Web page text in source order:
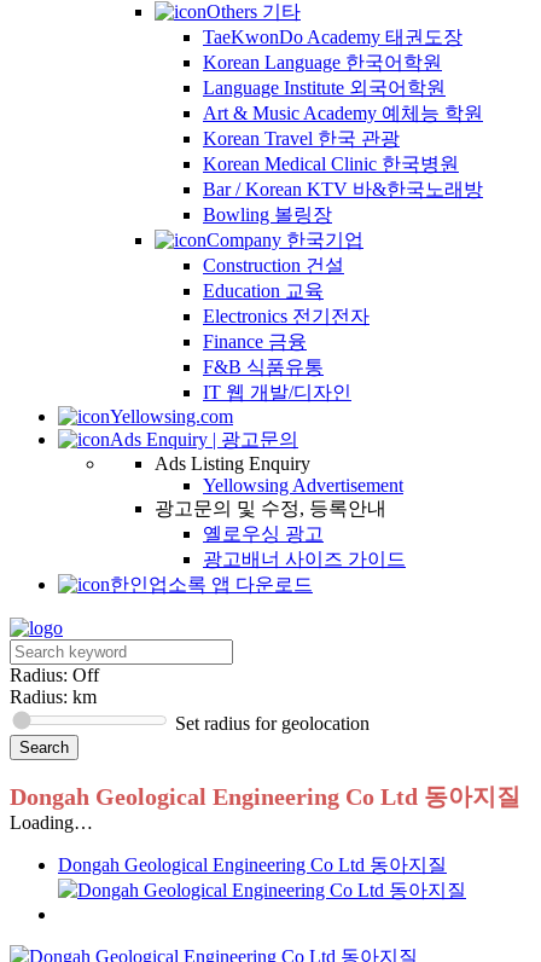
Others 기타
TaeKwonDo Academy 태권도장
Korean Language 한국어학원
Language Institute 외국어학원
Art & Music Academy 예체능 학원
Korean Travel 한국 관광
Korean Medical Clinic 한국병원
Bar / Korean KTV 바&한국노래방
Bowling 볼링장
Company 한국기업
Construction 건설
Education 교육
Electronics 전기전자
Finance 금융
F&B 식품유통
IT 웹 개발/디자인
Yellowsing.com
Ads Enquiry | 광고문의
Ads Listing Enquiry
Yellowsing Advertisement
광고문의 및 수정, 등록안내
옐로우싱 광고
광고배너 사이즈 가이드
한인업소록 앱 다운로드
Radius: Off
Radius: km
Set radius for geolocation
Dongah Geological Engineering Co Ltd 동아지질
Loading…
Dongah Geological Engineering Co Ltd 동아지질